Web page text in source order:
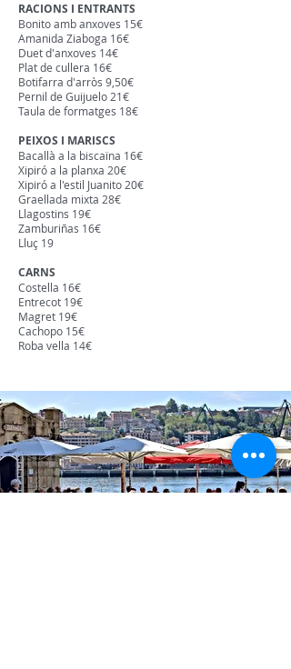
RACIONS I ENTRANTS
Bonito amb anxoves 15€
Amanida Ziaboga 16€
Duet d'anxoves 14€
Plat de cullera 16€
Botifarra d'arròs 9,50€
Pernil de Guijuelo 21€
Taula de formatges 18€
PEIXOS I MARISCS
Bacallà a la biscaïna 16€
Xipiró a la planxa 20€
Xipiró a l'estil Juanito 20€
Graellada mixta 28€
Llagostins 19€
Zamburiñas 16€
Lluç 19
CARNS
Costella 16€
Entrecot 19€
Magret 19€
Cachopo 15€
Roba vella 14€